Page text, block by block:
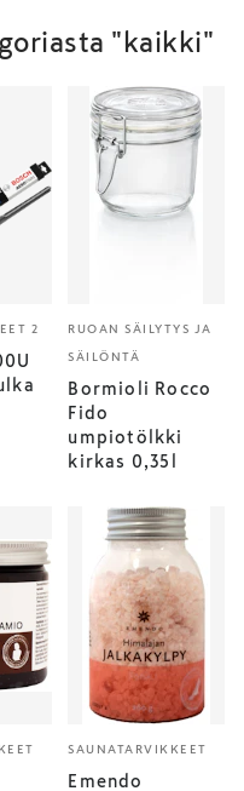
"kaikki"
2 RUOAN SÄILYTYS JA
SÄILÖNTÄ
Bormioli Rocco
Fido
umpiotölkki
kirkas 0,35l
SAUNATARVIKKEET
Emendo